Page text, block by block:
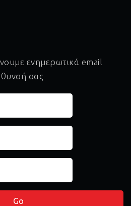
ενημερωτικά email
σας